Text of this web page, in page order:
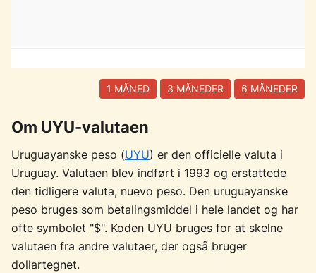
1 MÅNED 3 MÅNEDER 6 MÅNEDER
Om UYU-valutaen
Uruguayanske peso (UYU) er den officielle valuta i
Uruguay. Valutaen blev indført i 1993 og erstattede
den tidligere valuta, nuevo peso. Den uruguayanske
peso bruges som betalingsmiddel i hele landet og har
ofte symbolet "$". Koden UYU bruges for at skelne
valutaen fra andre valutaer, der også bruger
dollartegnet.